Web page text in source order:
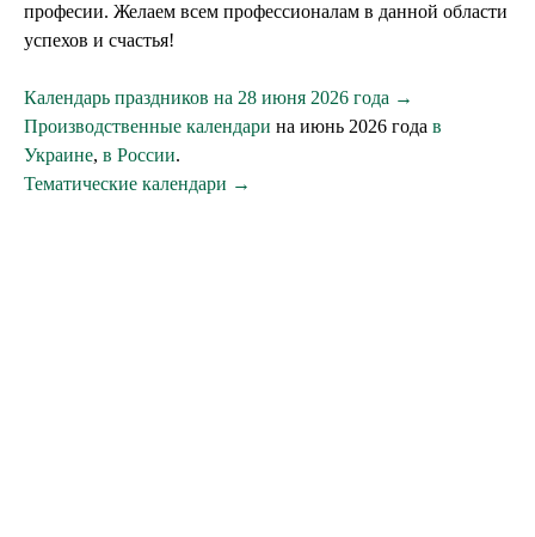
професии. Желаем всем профессионалам в данной области
успехов и счастья!
Календарь праздников на 28 июня 2026 года →
Производственные календари на июнь 2026 года в
Украине, в России.
Тематические календари →